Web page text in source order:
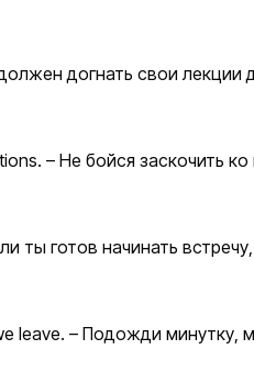
догнать свои лекции
– Не бойся заскочить
ты готов начинать
leave. – Подожди